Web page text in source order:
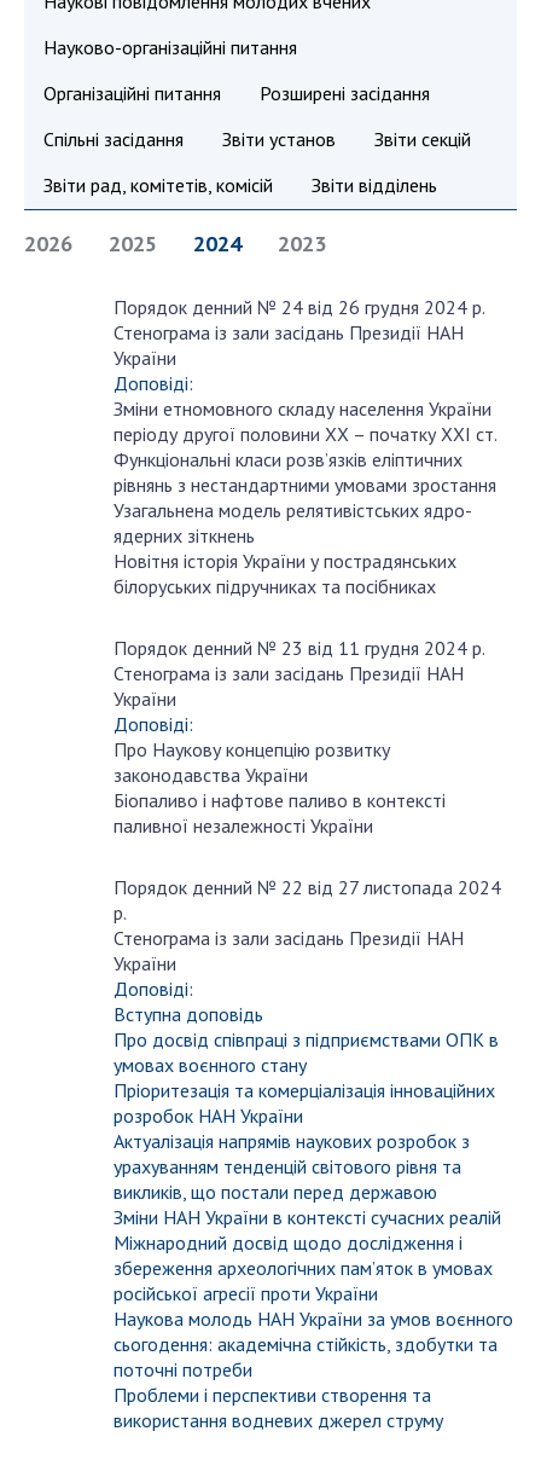
Президія НАН України
Апарат Президії
Секція фізико-технічних і математичних
наук
Секція суспільних і гуманітарних наук
Установи при Президії
Ради, комітети та комісії
Наукові центри МОН та НАН України
Громадські організації
ДІЯЛЬНІСТЬ
Засідання Президії НАН України
Сесії Загальних зборів НАН України
Річні звіти НАН України
Річні фінансові звіти НАН України
Наукові публікації та видавнича діяльність
Охорона прав інтелектуальної власності та
трансфер технологій в наукових установах
надбання
Центри колективного користування
науковими приладами НАН України
Оцінювання ефективності діяльності
наукових установ
Конкурси наукових досліджень НАН України
Відкрита наука в НАН України
Підготовка наукових кадрів
Робота з молоддю
МІЖНАРОДНЕ СПІВРОБІТНИЦТВО
Членство в міжнародних організаціях
Міжнародні угоди
Міжнародні програми та конкурси
ДОКУМЕНТИ
Науково-організаційні питання
Організаційні питання
Розширені засідання
Спільні засідання
Звіти установ
Звіти секцій
Звіти рад, комітетів, комісій
Звіти відділень
2026 2025 2024 2023
Порядок денний № 24 від 26 грудня 2024 р.
Стенограма із зали засідань Президії НАН
України
Доповіді:
Зміни етномовного складу населення України
періоду другої половини ХХ – початку ХХІ ст.
Функціональні класи розв’язків еліптичних
рівнянь з нестандартними умовами зростання
Узагальнена модель релятивістських ядро-
ядерних зіткнень
Новітня історія України у пострадянських
білоруських підручниках та посібниках
Порядок денний № 23 від 11 грудня 2024 р.
Стенограма із зали засідань Президії НАН
України
Доповіді:
Про Наукову концепцію розвитку
законодавства України
Біопаливо і нафтове паливо в контексті
паливної незалежності України
Порядок денний № 22 від 27 листопада 2024
р.
Стенограма із зали засідань Президії НАН
України
Доповіді:
Вступна доповідь
Про досвід співпраці з підприємствами ОПК в
умовах воєнного стану
Пріоритезація та комерціалізація інноваційних
розробок НАН України
Актуалізація напрямів наукових розробок з
урахуванням тенденцій світового рівня та
викликів, що постали перед державою
Зміни НАН України в контексті сучасних реалій
Міжнародний досвід щодо дослідження і
збереження археологічних пам’яток в умовах
російської агресії проти України
Наукова молодь НАН України за умов воєнного
сьогодення: академічна стійкість, здобутки та
поточні потреби
Проблеми і перспективи створення та
використання водневих джерел струму